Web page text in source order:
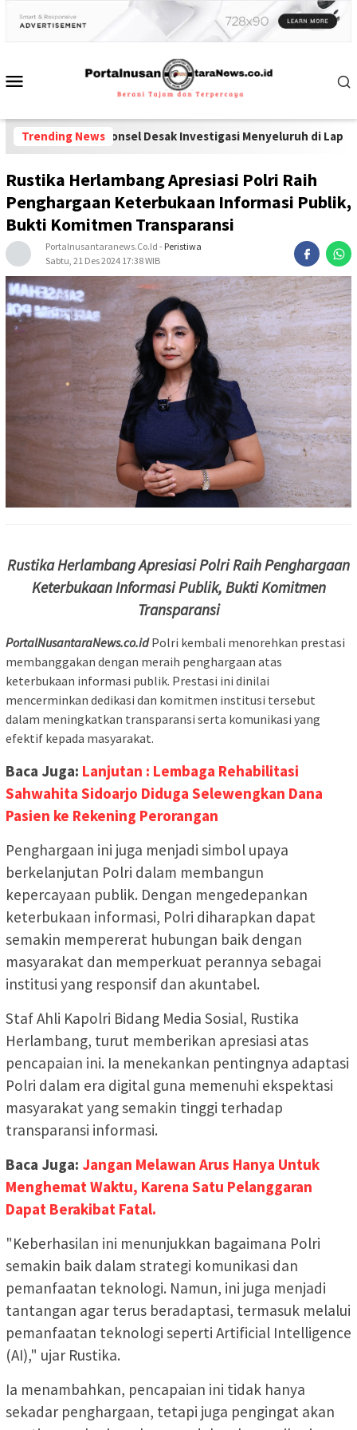
Trending News
Ponsel Desak Investigasi Menyeluruh di Lapas Pamekasan-
Rustika Herlambang Apresiasi Polri Raih
Penghargaan Keterbukaan Informasi Publik,
Bukti Komitmen Transparansi
Portalnusantaranews.co.id - Peristiwa
Sabtu, 21 Des 2024 17:38 WIB
Rustika Herlambang Apresiasi Polri Raih Penghargaan
Keterbukaan Informasi Publik, Bukti Komitmen
Transparansi
PortalNusantaraNews.co.idPolri kembali menorehkan prestasi
membanggakan dengan meraih penghargaan atas
keterbukaan informasi publik. Prestasi ini dinilai
mencerminkan dedikasi dan komitmen institusi tersebut
dalam meningkatkan transparansi serta komunikasi yang
efektif kepada masyarakat.
Baca Juga: Lanjutan : Lembaga Rehabilitasi
Sahwahita Sidoarjo Diduga Selewengkan Dana
Pasien ke Rekening Perorangan
Penghargaan ini juga menjadi simbol upaya
berkelanjutan Polri dalam membangun
kepercayaan publik. Dengan mengedepankan
keterbukaan informasi, Polri diharapkan dapat
semakin mempererat hubungan baik dengan
masyarakat dan memperkuat perannya sebagai
institusi yang responsif dan akuntabel.
Staf Ahli Kapolri Bidang Media Sosial, Rustika
Herlambang, turut memberikan apresiasi atas
pencapaian ini. Ia menekankan pentingnya adaptasi
Polri dalam era digital guna memenuhi ekspektasi
masyarakat yang semakin tinggi terhadap
transparansi informasi.
Baca Juga: Jangan Melawan Arus Hanya Untuk
Menghemat Waktu, Karena Satu Pelanggaran
Dapat Berakibat Fatal.
"Keberhasilan ini menunjukkan bagaimana Polri
semakin baik dalam strategi komunikasi dan
pemanfaatan teknologi. Namun, ini juga menjadi
tantangan agar terus beradaptasi, termasuk melalui
pemanfaatan teknologi seperti Artificial Intelligence
(AI)," ujar Rustika.
Ia menambahkan, pencapaian ini tidak hanya
sekadar penghargaan, tetapi juga pengingat akan